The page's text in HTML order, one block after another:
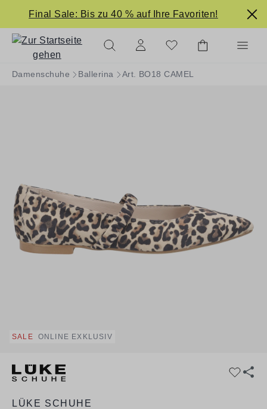
springen
Final Sale: Bis zu 40 % auf Ihre Favoriten!
Damenschuhe Ballerina Art. BO18 CAMEL
SALE ONLINE EXKLUSIV
LÜKE SCHUHE